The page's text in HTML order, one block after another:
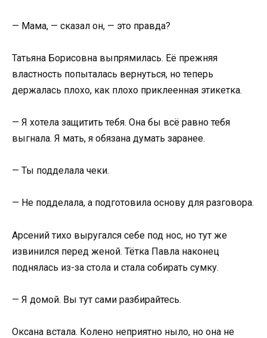
— Мама, — сказал он, — это правда?
Татьяна Борисовна выпрямилась. Её прежняя
властность попыталась вернуться, но теперь
держалась плохо, как плохо приклеенная этикетка.
— Я хотела защитить тебя. Она бы всё равно тебя
выгнала. Я мать, я обязана думать заранее.
— Ты подделала чеки.
— Не подделала, а подготовила основу для разговора.
Арсений тихо выругался себе под нос, но тут же
извинился перед женой. Тётка Павла наконец
поднялась из-за стола и стала собирать сумку.
— Я домой. Вы тут сами разбирайтесь.
Оксана встала. Колено неприятно ныло, но она не